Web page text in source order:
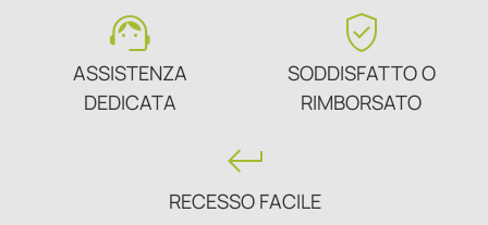
support_agent
ASSISTENZA
DEDICATA
verified_user
SODDISFATTO O
RIMBORSATO
keyboard_return
RECESSO FACILE